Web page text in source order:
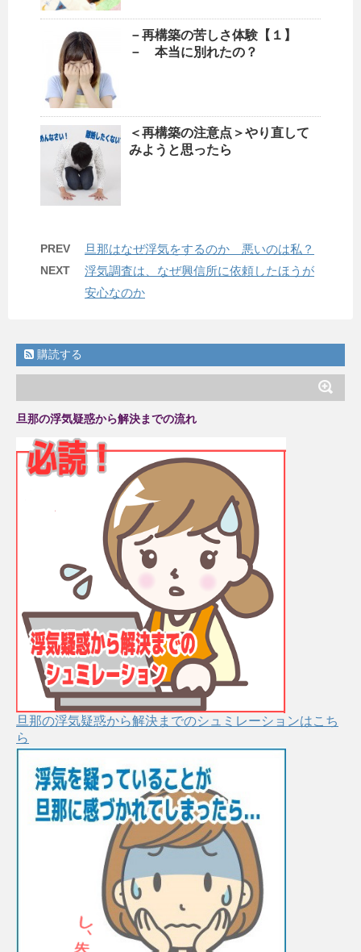
－再構築の苦しさ体験【１】
－ 本当に別れたの？
＜再構築の注意点＞やり直して
みようと思ったら
PREV 旦那はなぜ浮気をするのか 悪いのは私？
NEXT
浮気調査は、なぜ興信所に依頼したほうが
安心なのか
購読する
旦那の浮気疑惑から解決までの流れ
旦那の浮気疑惑から解決までのシュミレーションはこち
ら